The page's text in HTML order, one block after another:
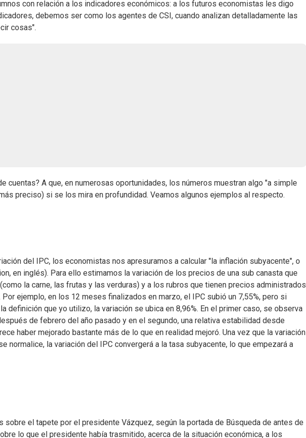
con relación a los indicadores económicos: a los futuros economistas les digo
debemos ser como los agentes de CSI, cuando analizan detalladamente las
cosas".
cuentas? A que, en numerosas oportunidades, los números muestran algo "a simple
preciso) si se los mira en profundidad. Veamos algunos ejemplos al respecto.
del IPC, los economistas nos apresuramos a calcular "la inflación subyacente", o
en inglés). Para ello estimamos la variación de los precios de una sub canasta que
la carne, las frutas y las verduras) y a los rubros que tienen precios administrados
ejemplo, en los 12 meses finalizados en marzo, el IPC subió un 7,55%, pero si
definición que yo utilizo, la variación se ubica en 8,96%. En el primer caso, se observa
de febrero del año pasado y en el segundo, una relativa estabilidad desde
haber mejorado bastante más de lo que en realidad mejoró. Una vez que la variación
normalice, la variación del IPC convergerá a la tasa subyacente, lo que empezará a
el tapete por el presidente Vázquez, según la portada de Búsqueda de antes de
lo que el presidente había trasmitido, acerca de la situación económica, a los